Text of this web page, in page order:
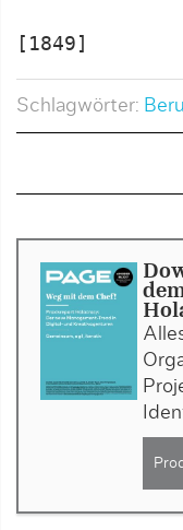
[1849]
Schlagwörter: